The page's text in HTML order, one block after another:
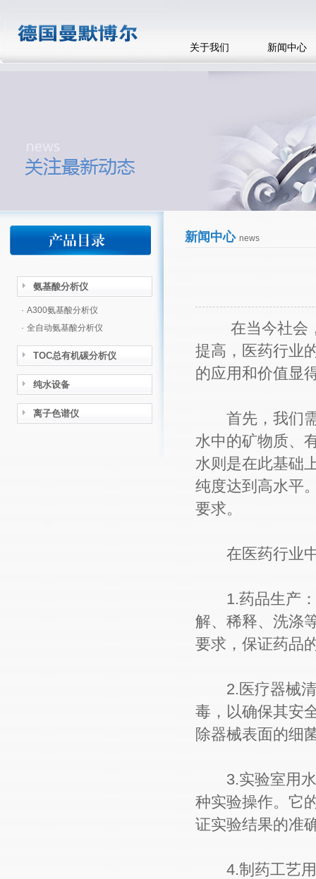
关于我们 新闻中心
氨基酸分析仪
· A300氨基酸分析仪
· 全自动氨基酸分析仪
TOC总有机碳分析仪
纯水设备
离子色谱仪
新闻中心news
在当今社会，
提高，医药行业
的应用和价值显
首先，我们需
水中的矿物质、
水则是在此基础
纯度达到高水平
要求。
在医药行业
1.药品生产：
解、稀释、洗涤
要求，保证药品
2.医疗器械清
毒，以确保其安
除器械表面的细
3.实验室用水
种实验操作。它
证实验结果的准
4.制药工艺用